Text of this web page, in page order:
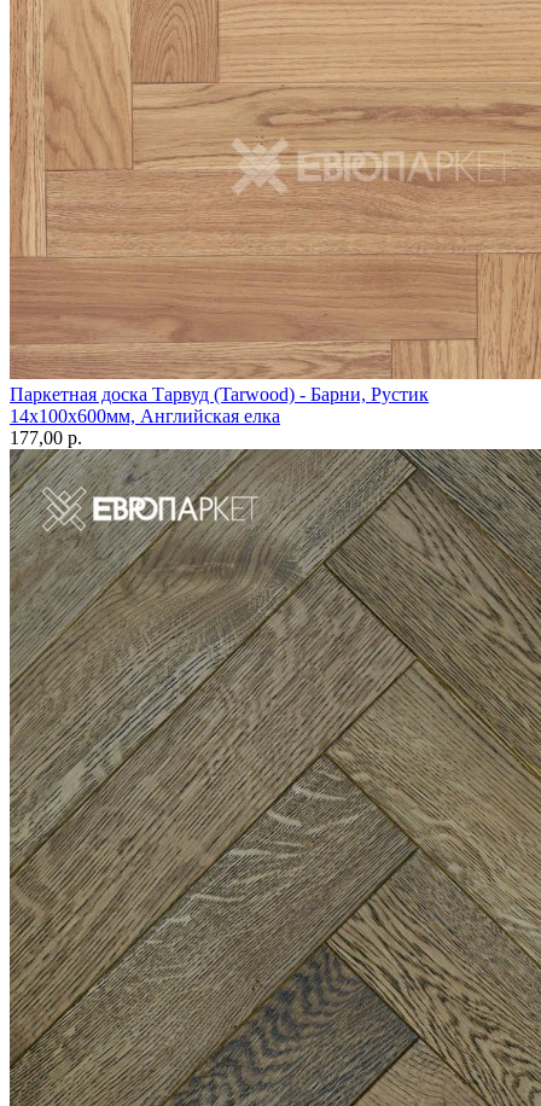
Паркетная доска Тарвуд (Tarwood) - Барни, Рустик
14х100х600мм, Английская елка
177,00 p.